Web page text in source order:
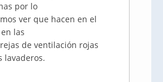
por lo
ver que hacen en el
las
de ventilación rojas
lavaderos.